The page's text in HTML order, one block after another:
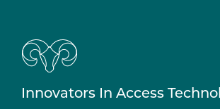
Innovators In Access